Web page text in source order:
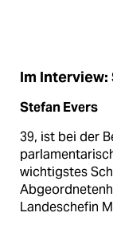
30 davon aus
Im Interview:
Stefan Evers
39, ist bei der
wichtigstes
Landeschefin